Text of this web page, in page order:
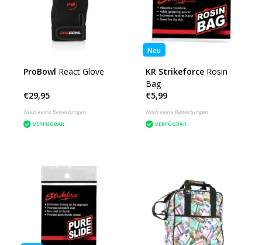
ProBowl React Glove
€29,95
Noch keine Bewertungen
VERFÜGBAR
Neu
KR Strikeforce Rosin
Bag
€5,99
Noch keine Bewertungen
VERFÜGBAR